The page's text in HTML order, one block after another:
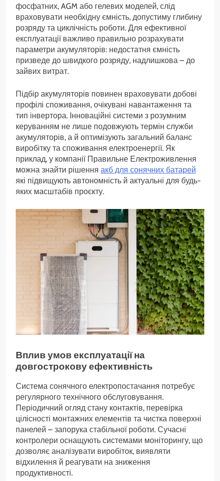
фосфатних, AGM або гелевих моделей, слід
враховувати необхідну ємність, допустиму глибину
розряду та циклічність роботи. Для ефективної
експлуатації важливо правильно розрахувати
параметри акумуляторів: недостатня ємність
призведе до швидкого розряду, надлишкова – до
зайвих витрат.
Підбір акумуляторів повинен враховувати добові
профілі споживання, очікувані навантаження та
тип інвертора. Інноваційні системи з розумним
керуванням не лише подовжують термін служби
акумуляторів, а й оптимізують загальний баланс
виробітку та споживання електроенергії. Як
приклад, у компанії Правильне Електроживлення
можна знайти рішення акб для сонячних батарей
які підвищують автономність й актуальні для будь-
яких масштабів проєкту.
Вплив умов експлуатації на
довгострокову ефективність
Система сонячного електропостачання потребує
регулярного технічного обслуговування.
Періодичний огляд стану контактів, перевірка
цілісності монтажних елементів та чистка поверхні
панелей – запорука стабільної роботи. Сучасні
контролери оснащують системами моніторингу, що
дозволяє аналізувати виробіток, виявляти
відхилення й реагувати на зниження
продуктивності.